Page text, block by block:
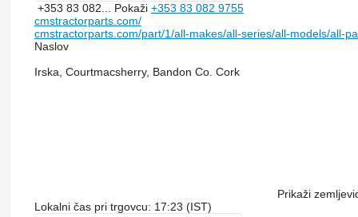
+353 83 082... Pokaži +353 83 082 9755
cmstractorparts.com/
cmstractorparts.com/part/1/all-makes/all-series/all-models/all-
Naslov
Irska, Courtmacsherry, Bandon Co. Cork
Prikaži
Lokalni čas pri trgovcu: 17:23 (IST)